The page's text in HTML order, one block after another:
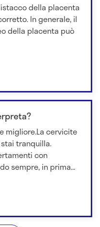
della placenta
In generale, il
della placenta può
migliore.La cervicite
tranquilla.
con
sempre, in prima...